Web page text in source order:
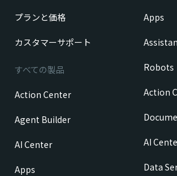
プランと価格
カスタマーサポート
すべての製品
Action Center
Agent Builder
AI Center
Apps
Apps
Robots
Action
AI
Data